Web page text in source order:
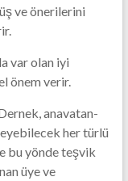
ve önerilerini
var olan iyi
önem verir.
anavatan-
her türlü
bu yönde teşvik
üye ve